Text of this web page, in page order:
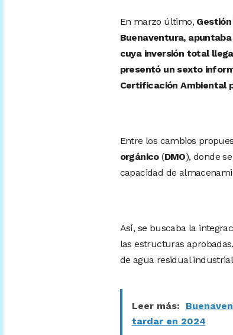
En marzo último, Gestión
Buenaventura,
cuya inversión total
presentó un sexto
Certificación Ambiental
Entre los cambios
orgánico(DMO), donde
capacidad de
Así, se buscaba la
las estructuras
de agua residual
Leer más:
tardar en 2024